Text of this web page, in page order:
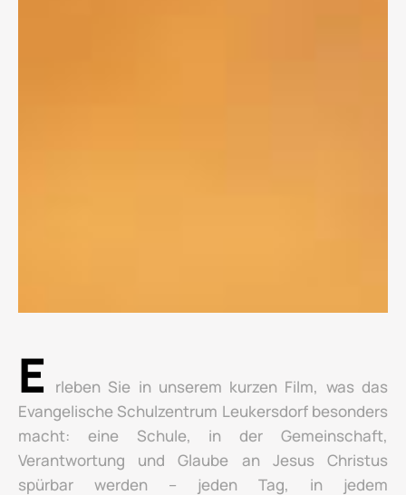
E
rleben Sie in unserem kurzen Film, was das
Evangelische Schulzentrum Leukersdorf besonders
macht: eine Schule, in der Gemeinschaft,
Verantwortung und Glaube an Jesus Christus
spürbar werden – jeden Tag, in jedem